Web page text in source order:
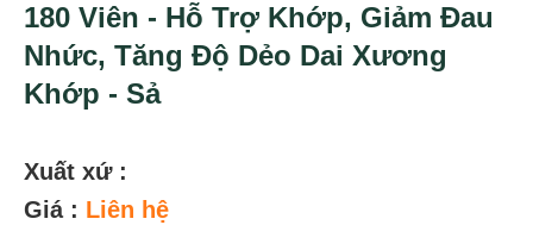
180 Viên - Hỗ Trợ Khớp, Giảm Đau
Nhức, Tăng Độ Dẻo Dai Xương
Khớp - Sả
Xuất xứ :
Giá : Liên hệ